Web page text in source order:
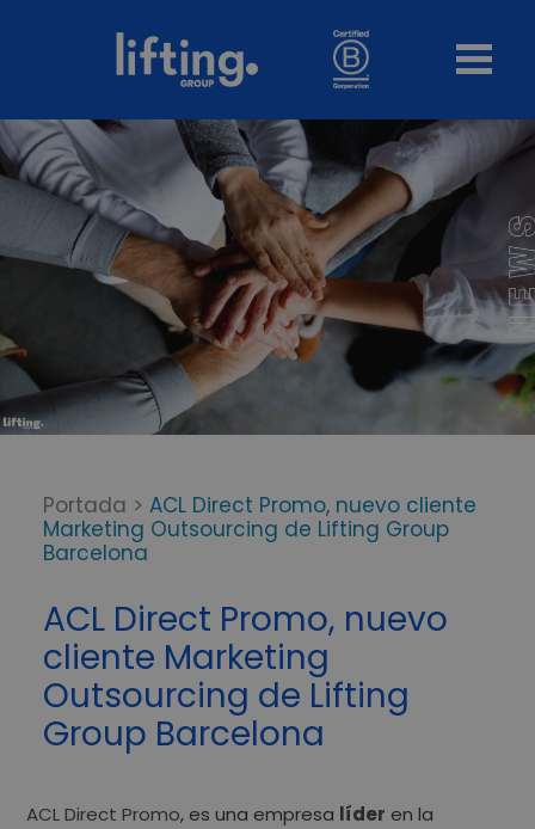
Portada > ACL Direct Promo, nuevo cliente
Marketing Outsourcing de Lifting Group
Barcelona
ACL Direct Promo, nuevo
cliente Marketing
Outsourcing de Lifting
Group Barcelona
ACL Direct Promo, es una empresa líder en la